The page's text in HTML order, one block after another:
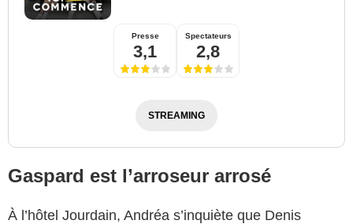
Presse
3,1
Spectateurs
2,8
STREAMING
Gaspard est l’arroseur arrosé
À l’hôtel Jourdain, Andréa s’inquiète que Denis